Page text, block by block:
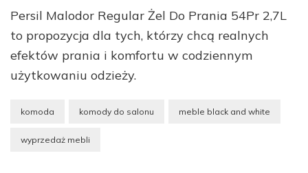
Persil Malodor Regular Żel Do Prania 54Pr 2,7L
to propozycja dla tych, którzy chcą realnych
efektów prania i komfortu w codziennym
użytkowaniu odzieży.
komoda komody do salonu meble black and white
wyprzedaż mebli